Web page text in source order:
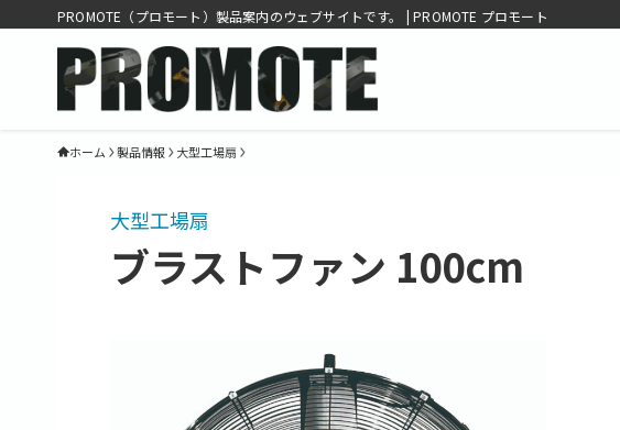
PROMOTE（プロモート）製品案内のウェブサイトです。 | PROMOTE プロモート
ホーム 製品情報 大型工場扇
大型工場扇
ブラストファン 100cm